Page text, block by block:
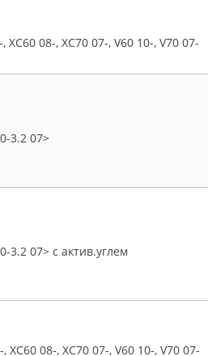
08-, XC70 07-, V60 10-, V70 07-
3.2 07>
3.2 07> с актив.углем
08-, XC70 07-, V60 10-, V70 07-